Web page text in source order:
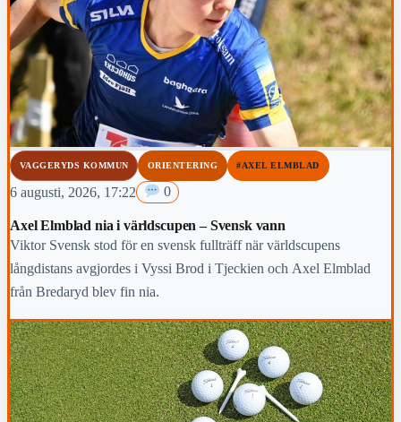
VAGGERYDS KOMMUN ORIENTERING #AXEL ELMBLAD
6 augusti, 2026, 17:22 0
Axel Elmblad nia i världscupen – Svensk vann
Viktor Svensk stod för en svensk fullträff när världscupens
långdistans avgjordes i Vyssi Brod i Tjeckien och Axel Elmblad
från Bredaryd blev fin nia.